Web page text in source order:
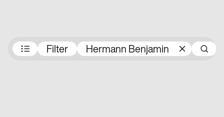
Preisträger:innen
Filter Hermann Benjamin